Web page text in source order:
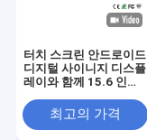
터치 스크린 안드로이드
디지털 사이니지 디스플
레이와 함께 15.6 인치
픈 프레임최고의 가격